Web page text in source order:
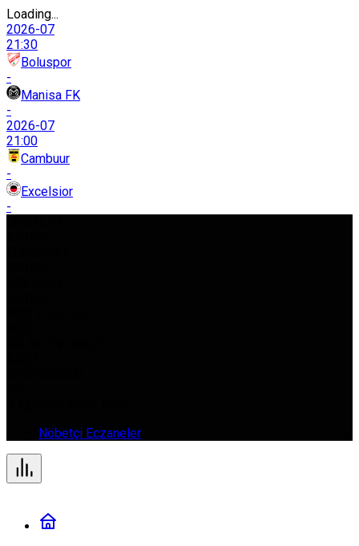
Loading...
2026-07
21:30
Boluspor
-
Manisa FK
-
2026-07
21:00
Cambuur
-
Excelsior
-
Nöbetçi Eczaneler